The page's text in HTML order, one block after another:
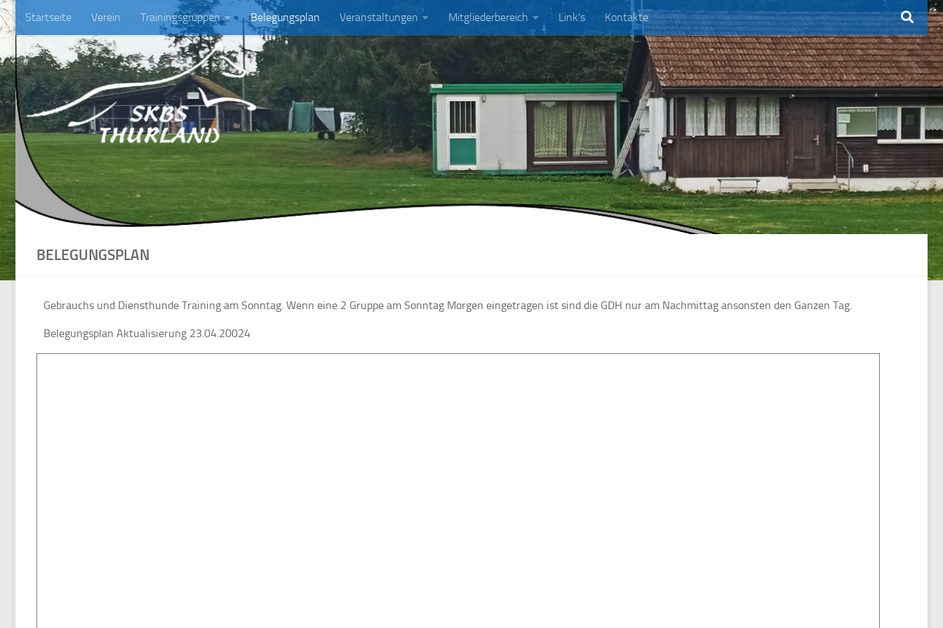
Skip to content
Startseite Verein Trainingsgruppen Belegungsplan Veranstaltungen Mitgliederbereich Link’s Kontakte
BELEGUNGSPLAN
Gebrauchs und Diensthunde Training am Sonntag. Wenn eine 2 Gruppe am Sonntag Morgen eingetragen ist sind die GDH nur am Nachmittag ansonsten den Ganzen Tag.
Belegungsplan Aktualisierung 23.04.20024